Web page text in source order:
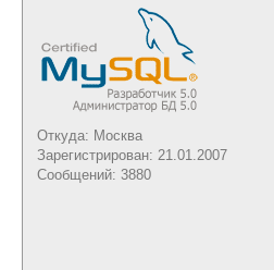
Откуда: Москва
Зарегистрирован: 21.01.2007
Сообщений: 3880